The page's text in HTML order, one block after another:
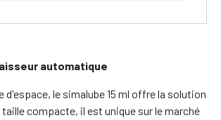
automatique
d'espace, le simalube 15 ml offre la solution
compacte, il est unique sur le marché